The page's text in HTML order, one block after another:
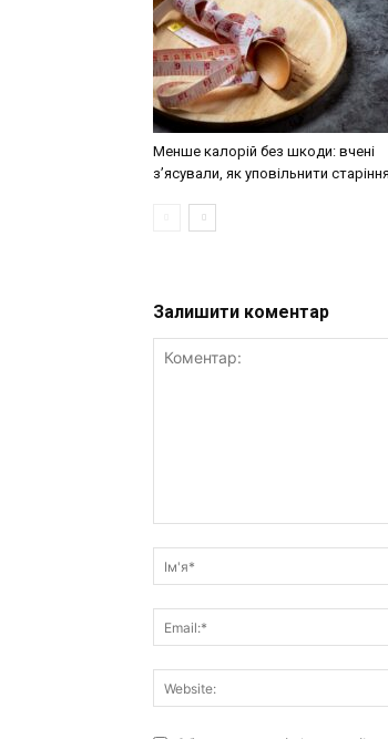
Менше калорій без шкоди: вчені
з’ясували, як уповільнити старіння
Залишити коментар